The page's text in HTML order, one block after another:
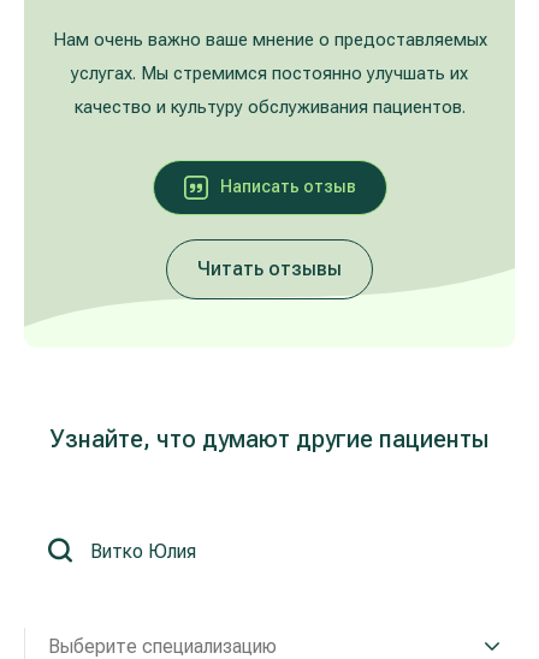
Нам очень важно ваше мнение о предоставляемых
услугах. Мы стремимся постоянно улучшать их
качество и культуру обслуживания пациентов.
Написать oтзыв
Читать отзывы
Узнайте, что думают другие пациенты
Выберите специализацию
Лечение расширенных вен на ногах
Неврология и психиатрия
Лечение заболеваний уха, горла, носа
Реабилитация и спортивная медицина
Все услуги
Galerija